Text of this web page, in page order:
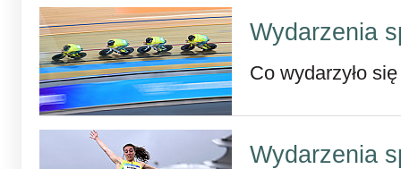
Wydarzenia
Co wydarzyło
Wydarzenia